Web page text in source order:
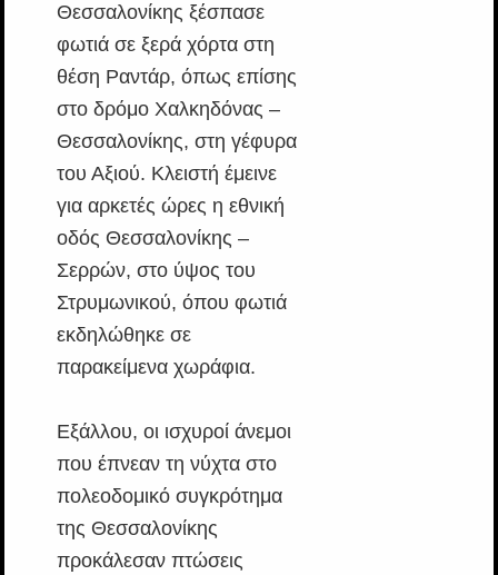
Θεσσαλονίκης ξέσπασε
φωτιά σε ξερά χόρτα στη
θέση Ραντάρ, όπως επίσης
στο δρόμο Χαλκηδόνας –
Θεσσαλονίκης, στη γέφυρα
του Αξιού. Κλειστή έμεινε
για αρκετές ώρες η εθνική
οδός Θεσσαλονίκης –
Σερρών, στο ύψος του
Στρυμωνικού, όπου φωτιά
εκδηλώθηκε σε
παρακείμενα χωράφια.
Εξάλλου, οι ισχυροί άνεμοι
που έπνεαν τη νύχτα στο
πολεοδομικό συγκρότημα
της Θεσσαλονίκης
προκάλεσαν πτώσεις